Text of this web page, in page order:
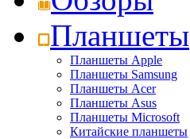
Планшеты
Планшеты Apple
Планшеты Samsung
Планшеты Acer
Планшеты Asus
Планшеты Microsoft
Китайские планшеты